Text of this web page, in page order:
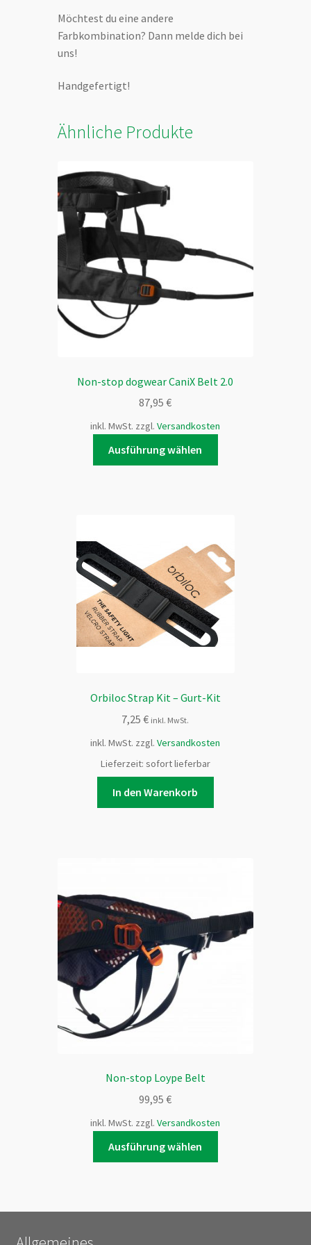
Möchtest du eine andere
Farbkombination? Dann melde dich bei
uns!
Handgefertigt!
Ähnliche Produkte
Non-stop dogwear CaniX Belt 2.0
87,95€
inkl. MwSt. zzgl.Versandkosten
Ausführung wählen
Die
Optionen
können
auf
der
Produktseite
Orbiloc Strap Kit – Gurt-Kit
7,25€ inkl. MwSt.
inkl. MwSt. zzgl.Versandkosten
Lieferzeit: sofort lieferbar
In den Warenkorb
Non-stop Loype Belt
99,95€
inkl. MwSt. zzgl.Versandkosten
Ausführung wählen
Varianten